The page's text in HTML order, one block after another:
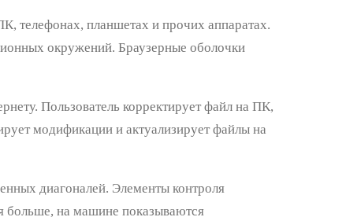
телефонах, планшетах и прочих аппаратах.
окружений. Браузерные оболочки
Пользователь корректирует файл на ПК,
модификации и актуализирует файлы на
диагоналей. Элементы контроля
больше, на машине показываются